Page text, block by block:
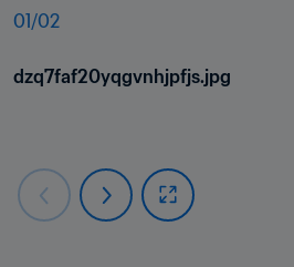
01 /02
dzq7faf20yqgvnhjpfjs.jpg